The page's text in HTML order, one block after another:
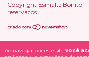
Ao navegar por este site você
Copyright Esmalte Bonito -
reservados.